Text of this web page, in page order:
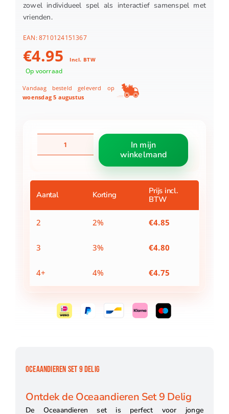
zowel individueel spel als interactief samenspel met
vrienden.
EAN:8710124151367
€4.95 Incl. BTW
Op voorraad
Vandaag besteld geleverd op
woensdag 5 augustus
Oceaandieren
set
aantal
In mijn
winkelmand
Aantal Korting
Prijs incl.
BTW
2 2% €4.85
3 3% €4.80
4+ 4% €4.75
OCEAANDIEREN SET 9 DELIG
Ontdek de Oceaandieren Set 9 Delig
De Oceaandieren set is perfect voor jonge